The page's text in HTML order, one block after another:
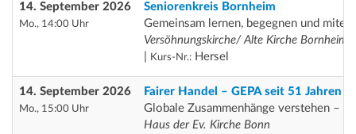
14. September 2026
Mo., 14:00 Uhr
Seniorenkreis Bornheim
Gemeinsam lernen, begegnen und
Versöhnungskirche/ Alte Kirche Bornheim
Kurs-Nr.: Hersel
14. September 2026
Mo., 15:00 Uhr
Fairer Handel – GEPA seit 51 Jahren
Globale Zusammenhänge verstehen –
Haus der Ev. Kirche Bonn